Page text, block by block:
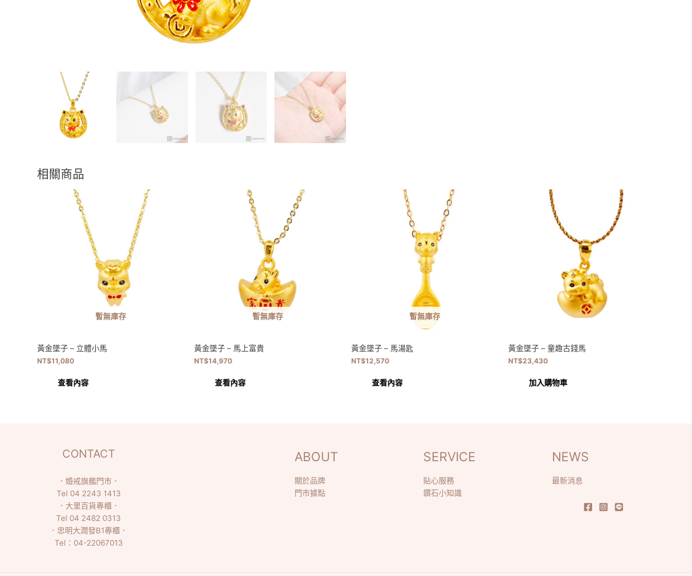
相關商品
暫無庫存
黃金墜子 – 立體小馬
NT$11,080
查看內容
暫無庫存
黃金墜子 – 馬上富貴
NT$14,970
查看內容
暫無庫存
黃金墜子 – 馬湯匙
NT$12,570
查看內容
黃金墜子 – 童趣古錢馬
NT$23,430
加入購物車
CONTACT
． 婚戒旗艦門市 ．
Tel 04 2243 1413
． 大里百貨專櫃 ．
Tel 04 2482 0313
． 忠明大潤發B1專櫃 ．
Tel： 04-22067013
ABOUT
關於品牌
門市據點
SERVICE
貼心服務
鑽石小知識
NEWS
最新消息